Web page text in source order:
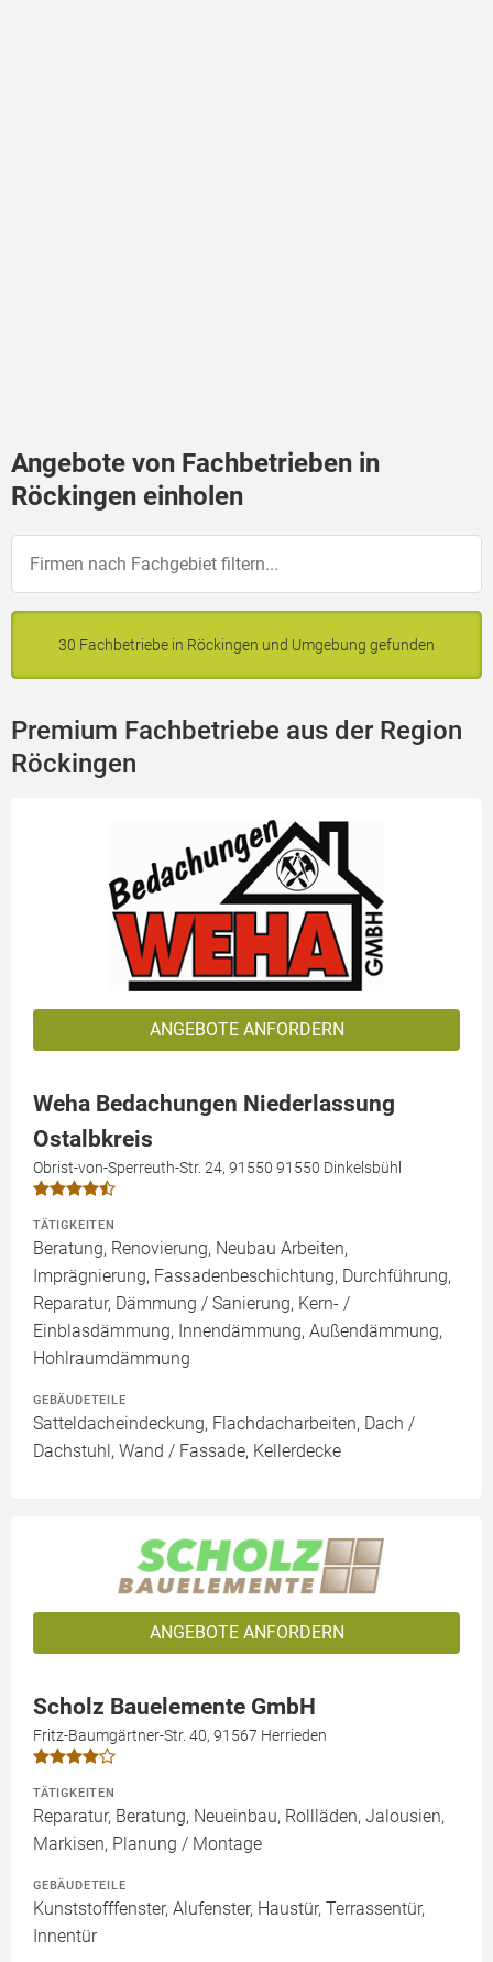
Angebote von Fachbetrieben in
Röckingen einholen
30 Fachbetriebe in Röckingen und Umgebung gefunden
Premium Fachbetriebe aus der Region
Röckingen
ANGEBOTE ANFORDERN
Weha Bedachungen Niederlassung
Ostalbkreis
Obrist-von-Sperreuth-Str. 24, 91550 91550 Dinkelsbühl
TÄTIGKEITEN
Beratung, Renovierung, Neubau Arbeiten,
Imprägnierung, Fassadenbeschichtung, Durchführung,
Reparatur, Dämmung / Sanierung, Kern- /
Einblasdämmung, Innendämmung, Außendämmung,
Hohlraumdämmung
GEBÄUDETEILE
Satteldacheindeckung, Flachdacharbeiten, Dach /
Dachstuhl, Wand / Fassade, Kellerdecke
ANGEBOTE ANFORDERN
Scholz Bauelemente GmbH
Fritz-Baumgärtner-Str. 40, 91567 Herrieden
TÄTIGKEITEN
Reparatur, Beratung, Neueinbau, Rollläden, Jalousien,
Markisen, Planung / Montage
GEBÄUDETEILE
Kunststofffenster, Alufenster, Haustür, Terrassentür,
Innentür